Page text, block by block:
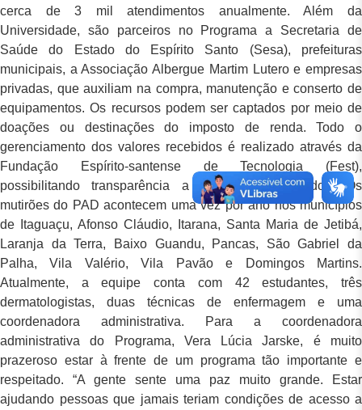
cerca de 3 mil atendimentos anualmente. Além da
Universidade, são parceiros no Programa a Secretaria de
Saúde do Estado do Espírito Santo (Sesa), prefeituras
municipais, a Associação Albergue Martim Lutero e empresas
privadas, que auxiliam na compra, manutenção e conserto de
equipamentos. Os recursos podem ser captados por meio de
doações ou destinações do imposto de renda. Todo o
gerenciamento dos valores recebidos é realizado através da
Fundação Espírito-santense de Tecnologia (Fest),
possibilitando transparência a todos os envolvidos. Os
mutirões do PAD acontecem uma vez por ano nos municípios
de Itaguaçu, Afonso Cláudio, Itarana, Santa Maria de Jetibá,
Laranja da Terra, Baixo Guandu, Pancas, São Gabriel da
Palha, Vila Valério, Vila Pavão e Domingos Martins.
Atualmente, a equipe conta com 42 estudantes, três
dermatologistas, duas técnicas de enfermagem e uma
coordenadora administrativa. Para a coordenadora
administrativa do Programa, Vera Lúcia Jarske, é muito
prazeroso estar à frente de um programa tão importante e
respeitado. “A gente sente uma paz muito grande. Estar
ajudando pessoas que jamais teriam condições de acesso a